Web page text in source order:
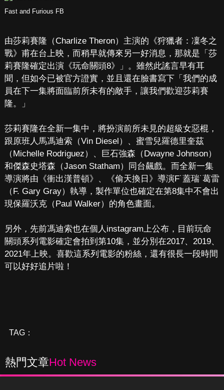
Fast and Furious FB
由莎莉賽隆（Charlize Theron）主演的《狩獵者：凜冬之
戰》甫在台上映，而稍早就傳來另一好消息，那就是「莎
莉賽隆確定出演《玩命關頭8》」。雖然此謠言早有耳
聞，但如今已被官方證實，並且還在臉書寫下「我們的成
員在下一集將面臨前所未有的敵手，讓我們歡迎莎莉賽
隆。」
莎莉賽隆在全新一集中，將扮演前所未見的超級女惡棍，
跟原班人馬馮迪索（Vin Diesel）、蜜雪兒羅德里奎茲
（Michelle Rodriguez）、巨石強森（Dwayne Johnson）
和傑森史塔森（Jason Statham）同台飆戲。而全新一集
導演將由《衝出漢普頓》、《偷天換日》導演F˙蓋瑞˙葛雷
（F. Gary Gray）執導，製作單位也確定在第8集中不會出
現保羅沃克（Paul Walker）的角色畫面。
另外，先前馮迪索也在個人instagram上公布，目前玩命
關頭系列電影確定會拍到第10集，並分別在2017、2019、
2021年上映。喜歡這系列電影的粉絲，還有很長一段時間
可以好好追片啦！
TAG：
熱門文章Hot News